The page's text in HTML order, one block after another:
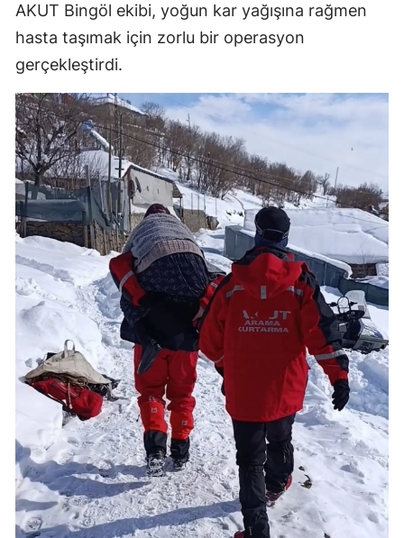
AKUT Bingöl ekibi, yoğun kar yağışına rağmen
hasta taşımak için zorlu bir operasyon
gerçekleştirdi.